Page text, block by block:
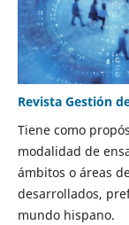
Revista Gestión
Tiene como
modalidad de
ámbitos o áreas
desarrollados,
mundo hispano.